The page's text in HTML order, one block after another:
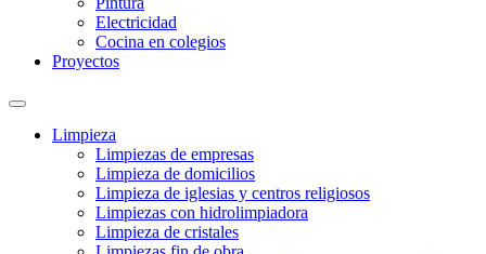
Electricidad
Cocina en colegios
Proyectos
Limpieza
Limpiezas de empresas
Limpieza de domicilios
Limpieza de iglesias y centros religiosos
Limpiezas con hidrolimpiadora
Limpieza de cristales